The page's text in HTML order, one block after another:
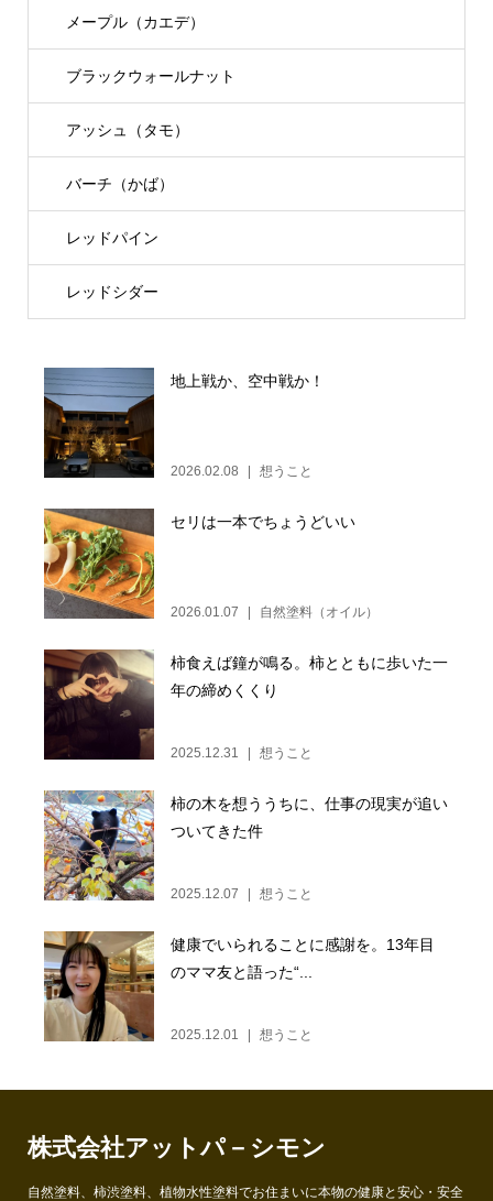
メープル（カエデ）
ブラックウォールナット
アッシュ（タモ）
バーチ（かば）
レッドパイン
レッドシダー
地上戦か、空中戦か！
2026.02.08 想うこと
セリは一本でちょうどいい
2026.01.07 自然塗料（オイル）
柿食えば鐘が鳴る。柿とともに歩いた一
年の締めくくり
2025.12.31 想うこと
柿の木を想ううちに、仕事の現実が追い
ついてきた件
2025.12.07 想うこと
健康でいられることに感謝を。13年目
のママ友と語った“...
2025.12.01 想うこと
株式会社アットパ－シモン
自然塗料、柿渋塗料、植物水性塗料でお住まいに本物の健康と安心・安全